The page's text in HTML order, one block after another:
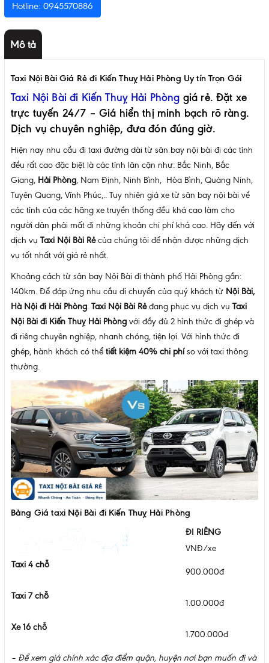
Hotline: 0945570886
Mô tả
Taxi Nội Bài Giá Rẻ đi Kiến Thuỵ Hải Phòng Uy tín Trọn Gói
Taxi Nội Bài đi Kiến Thuỵ Hải Phòng giá rẻ. Đặt xe
trực tuyến 24/7 – Giá hiển thị minh bạch rõ ràng.
Dịch vụ chuyên nghiệp, đưa đón đúng giờ.
Hiện nay nhu cầu đi taxi đường dài từ sân bay nội bài đi các tỉnh
đều rất cao đặc biệt là các tỉnh lân cận như: Bắc Ninh, Bắc
Giang, Hải Phòng, Nam Định, Ninh Bình, Hòa Bình, Quảng Ninh,
Tuyên Quang, Vĩnh Phúc,.. Tuy nhiên giá xe từ sân bay nội bài về
các tỉnh của các hãng xe truyền thống đều khá cao làm cho
người dân phải mất đi những khoản chi phí khá cao. Hãy đến với
dịch vụ Taxi Nội Bài Rẻcủa chúng tôi để nhận được những dịch
vụ tốt nhất với giá rẻ nhất.
Khoảng cách từ sân bay Nội Bài đi thành phố Hải Phòng gần:
140km. Để đáp ứng nhu cầu di chuyển của quý khách từ Nội Bài,
Hà Nội đi Hải Phòng. Taxi Nội Bài Rẻđang phục vụ dịch vụ Taxi
Nội Bài đi Kiến Thuỵ Hải Phòng với đầy đủ 2 hình thức đi ghép và
đi riêng chuyên nghiệp, nhanh chóng, tiện lợi. Với hình thức đi
ghép, hành khách có thể tiết kiệm 40% chi phíso với taxi thông
thường.
Bảng Giá taxi Nội Bài đi Kiến Thuỵ Hải Phòng
ĐI RIÊNG
VNĐ/xe
Taxi 4 chỗ
900.000đ
Taxi 7 chỗ
1.00.000đ
Xe 16 chỗ
1.700.000đ
– Để xem giá chính xác địa điểm quận, huyện nơi bạn muốn đi và